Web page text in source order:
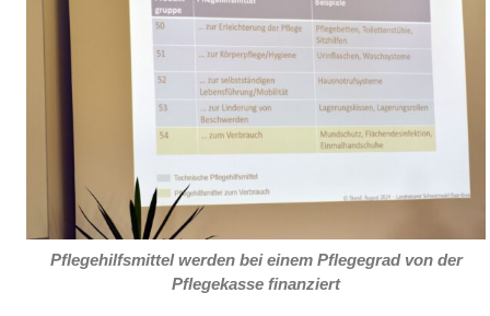
Pflegehilfsmittel werden bei einem Pflegegrad von der
Pflegekasse finanziert